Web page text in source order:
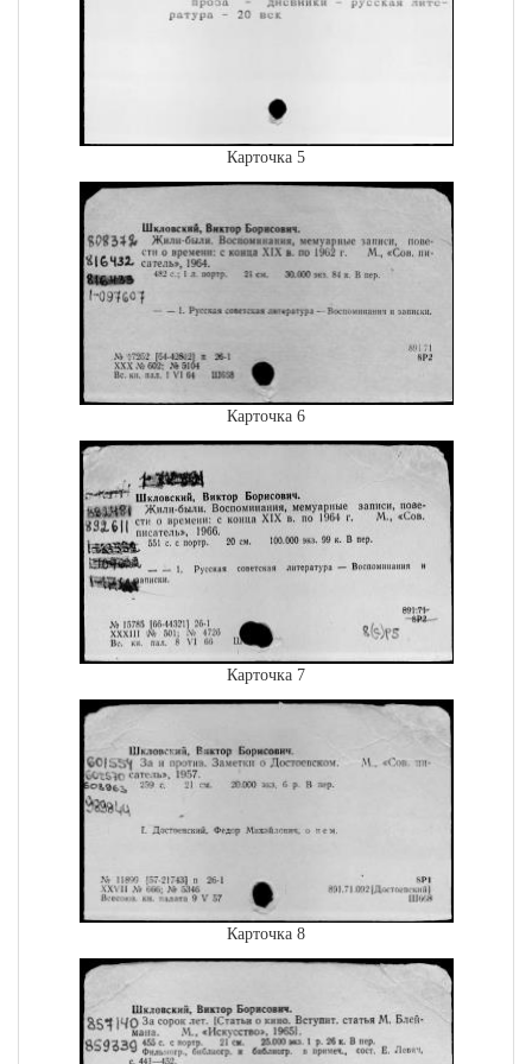
Карточка 5
Карточка 6
Карточка 7
Карточка 8